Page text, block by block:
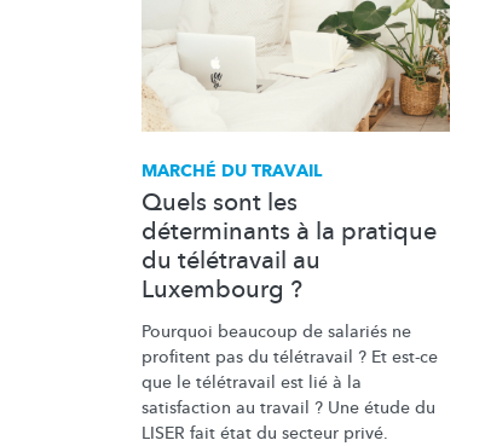
MARCHÉ DU TRAVAIL
Quels sont les
déterminants à la pratique
du télétravail au
Luxembourg ?
Pourquoi beaucoup de salariés ne
profitent pas du télétravail ? Et est-ce
que le télétravail est lié à la
satisfaction au travail ? Une étude du
LISER fait état du secteur privé.